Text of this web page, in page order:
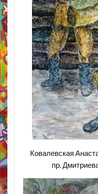
Ковалевская
пр.